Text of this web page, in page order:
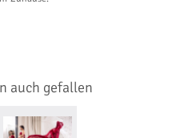
auch gefallen